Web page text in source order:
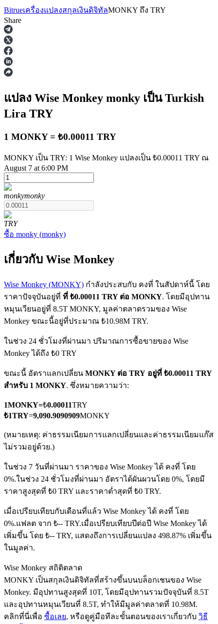
ฟิวเจอร์ส
ฟิวเจอร์ส USDT
ฟิวเจอร์สที่ใช้ USDT เป็นหลักประกัน
ฟิวเจอร์ส COIN-M
ฟิวเจอร์สสกุลเงินดิจิทัล
TradFi
อนุพันธ์ของหุ้น ฟอเร็กซ์ โลหะมีค่า และสินค้าโภคภัณฑ์
ฟิวเจอร์ส USDC
ฟิวเจอร์สที่ใช้ USDC เป็นหลักประกัน
คัดลอกการซื้อขาย
เข้าร่วมกับเทรดเดอร์ชั้นนำ
Bitrueเครื่องแปลงสกุลเงินดิจิทัลMONKY ถึง TRY
Share
แปลง Wise Monkey monky เป็น Turkish
Lira TRY
1 MONKY = ₺0.00011 TRY
MONKY เป็น TRY: 1 Wise Monkey แปลงเป็น ₺0.00011 TRY ณ
August 7 at 6:00 PM
monkymonky
TRY
ซื้อ monky (monky)
เกี่ยวกับ Wise Monkey
Wise Monkey (MONKY) กำลังประสบกับ คงที่ ในสัปดาห์นี้ โดย
ราคาปัจจุบันอยู่ที่ ที่ ₺0.00011 TRY ต่อ MONKY. โดยมีอุปทาน
หมุนเวียนอยู่ที่ 8.5T MONKY, มูลค่าตลาดรวมของ Wise
Monkey ขณะนี้อยู่ที่ประมาณ ₺10.98M TRY.
ในช่วง 24 ชั่วโมงที่ผ่านมา ปริมาณการซื้อขายของ Wise
Monkey ได้ถึง ₺0 TRY
ขณะนี้ อัตราแลกเปลี่ยน MONKY ต่อ TRY อยู่ที่ ₺0.00011 TRY
สำหรับ 1 MONKY. ซึ่งหมายความว่า:
1MONKY=₺0.00011TRY
₺1TRY=9,090.9090909MONKY
(หมายเหตุ: ค่าธรรมเนียมการแลกเปลี่ยนและค่าธรรมเนียมแก๊ส
ไม่รวมอยู่ด้วย.)
ในช่วง 7 วันที่ผ่านมา ราคาของ Wise Monkey ได้ คงที่ โดย
0%.ในช่วง 24 ชั่วโมงที่ผ่านมา อัตราได้ผันผวนโดย 0%, โดยมี
ราคาสูงสุดที่ ₺0 TRY และราคาต่ำสุดที่ ₺0 TRY.
เมื่อเปรียบเทียบกับเดือนที่แล้ว Wise Monkey ได้ คงที่ โดย
0%.แฟลต จาก ₺-- TRY.เมื่อเปรียบเทียบปีต่อปี Wise Monkey ได้
เพิ่มขึ้น โดย ₺-- TRY, แสดงถึงการเปลี่ยนแปลง 498.87% เพิ่มขึ้น
ในมูลค่า.
Wise Monkey สถิติตลาด
MONKY เป็นสกุลเงินดิจิทัลที่สร้างขึ้นบนบล็อกเชนของ Wise
Monkey. มีอุปทานสูงสุดที่ 10T, โดยมีอุปทานรวมปัจจุบันที่ 8.5T
และอุปทานหมุนเวียนที่ 8.5T, ทำให้มีมูลค่าตลาดที่ 10.98M.
คลิกที่นี่เพื่อ ซื้อเลย, หรือดูคู่มือทีละขั้นตอนของเราเกี่ยวกับ วิธี